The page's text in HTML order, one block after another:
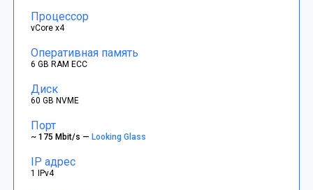
Процессор
vCore x4
Оперативная память
6 GB RAM ECC
Диск
60 GB NVME
Порт
~ 175 Mbit/s —Looking Glass
IP адрес
1 IPv4